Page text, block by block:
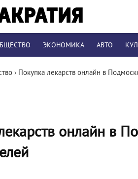
ЭКОНОМИКА АВТО
› Покупка лекарств онлайн в
онлайн в